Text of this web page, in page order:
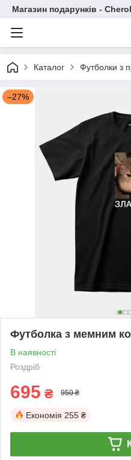
Магазин подарунків -
Каталог Футболки з
–27%
Футболка з мемним
В наявності
Роздріб
695 ₴ 950 ₴
Економія 255 ₴